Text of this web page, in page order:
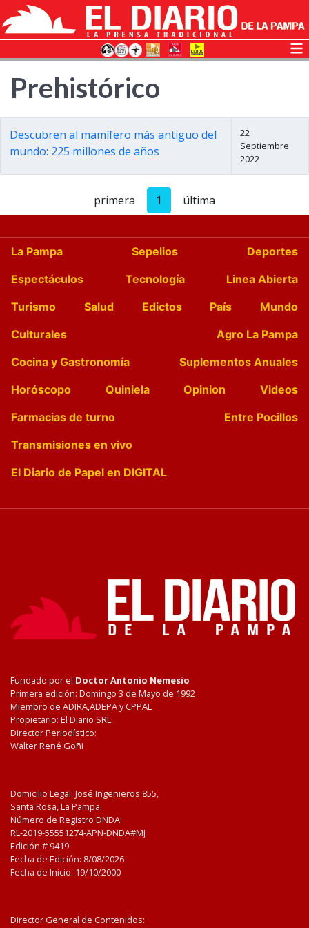
Prehistórico
Descubren al mamífero más antiguo del
mundo: 225 millones de años
22
Septiembre
2022
primera 1 última
La Pampa Sepelios
Deportes
Espectáculos
Tecnología
Linea Abierta
Turismo
Salud Edictos País
Mundo
Culturales
Agro La Pampa
Cocina y Gastronomía
Suplementos Anuales
Horóscopo
Quiniela Opinion
Videos
Farmacias de turno
Entre Pocillos
Transmisiones en vivo
El Diario de Papel en DIGITAL
Fundado por el Doctor Antonio Nemesio
Primera edición: Domingo 3 de Mayo de 1992
Miembro de ADIRA,ADEPA y CPPAL
Propietario: El Diario SRL
Director Periodístico:
Walter René Goñi
Domicilio Legal: José Ingenieros 855,
Santa Rosa, La Pampa.
Número de Registro DNDA:
RL-2019-55551274-APN-DNDA#MJ
Edición # 9419
Fecha de Edición: 8/08/2026
Fecha de Inicio: 19/10/2000
Director General de Contenidos: